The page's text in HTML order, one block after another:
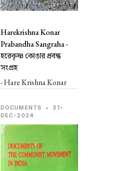
Harekrishna Konar
Prabandha Sangraha -
হরেকৃষ্ণ কোঙার প্রবন্ধ
সংগ্রহ
- Hare Krishna Konar
DOCUMENTS •
31-
DEC-2024